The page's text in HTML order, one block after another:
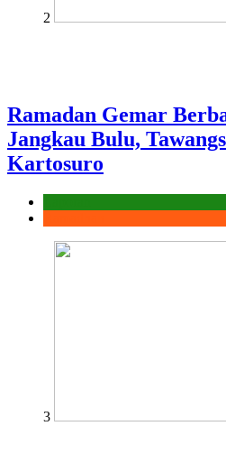
2
Ramadan Gemar
Jangkau Bulu,
Kartosuro
3